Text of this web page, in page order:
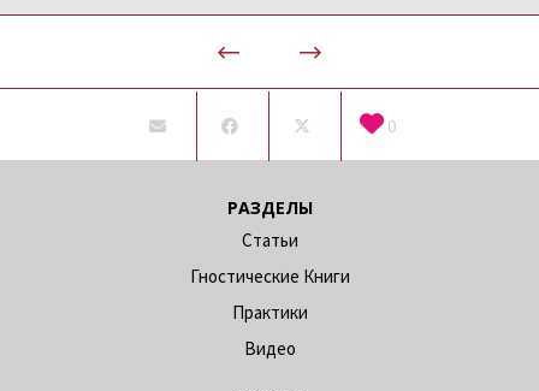
0
РАЗДЕЛЫ
Статьи
Гностические Книги
Практики
Видео